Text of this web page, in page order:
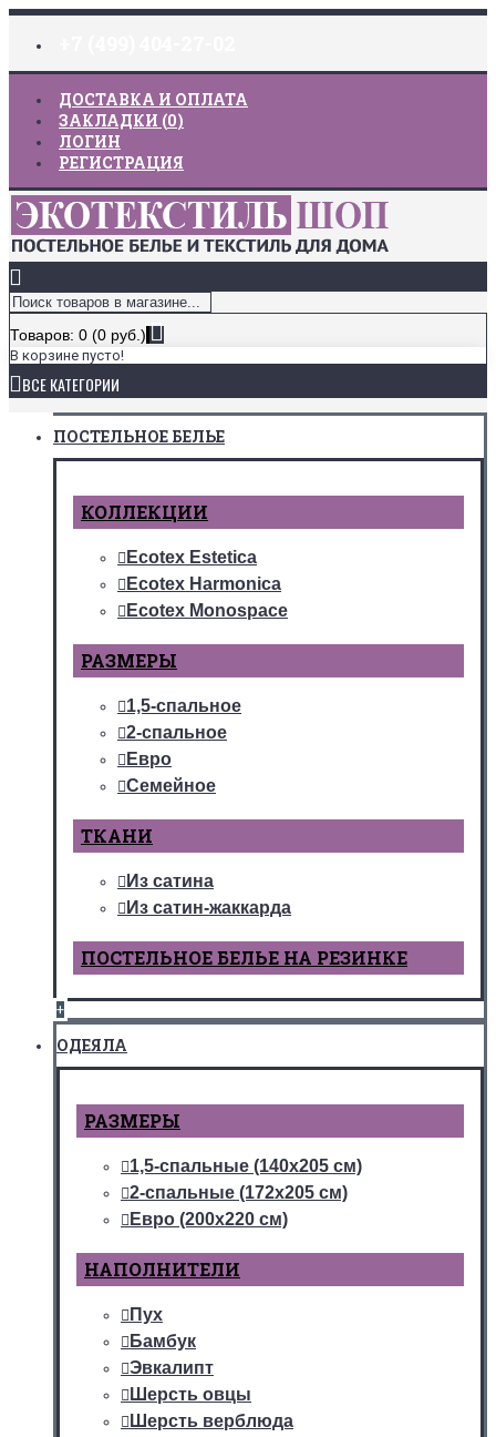
ДОСТАВКА И ОПЛАТА
ЗАКЛАДКИ (0)
ЛОГИН
РЕГИСТРАЦИЯ
Товаров: 0 (0 руб.)
В корзине пусто!
ВСЕ КАТЕГОРИИ
ПОСТЕЛЬНОЕ БЕЛЬЕ
КОЛЛЕКЦИИ
Ecotex Estetica
Ecotex Harmonica
Ecotex Monospace
РАЗМЕРЫ
1,5-спальное
2-спальное
Евро
Семейное
ТКАНИ
Из сатина
Из сатин-жаккарда
ПОСТЕЛЬНОЕ БЕЛЬЕ НА РЕЗИНКЕ
+
ОДЕЯЛА
РАЗМЕРЫ
1,5-спальные (140х205 см)
2-спальные (172х205 см)
Евро (200х220 см)
НАПОЛНИТЕЛИ
Пух
Бамбук
Эвкалипт
Шерсть овцы
Шерсть верблюда